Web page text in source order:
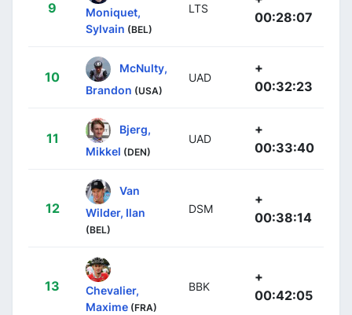
9
Moniquet,
Sylvain (BEL)
LTS
00:28:07
10
McNulty,
Brandon (USA)
UAD
+
00:32:23
11
Bjerg,
Mikkel (DEN)
UAD
+
00:33:40
12
Van
Wilder, Ilan
(BEL)
DSM
+
00:38:14
13
Chevalier,
Maxime (FRA)
BBK
+
00:42:05